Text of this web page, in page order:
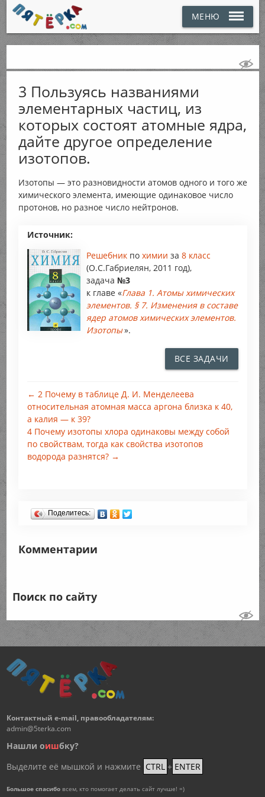
МЕНЮ
3 Пользуясь названиями
элементарных частиц, из
которых состоят атомные ядра,
дайте другое определение
изотопов.
Изотопы — это разновидности атомов одного и того же
химического элемента, имеющие одинаковое число
протонов, но разное число нейтронов.
Источник:
Решебник по химии за 8 класс
(О.С.Габриелян, 2011 год),
задача №3
к главе «Глава 1. Атомы химических
элементов. § 7. Изменения в составе
ядер атомов химических элементов.
Изотопы».
ВСЕ ЗАДАЧИ
← 2 Почему в таблице Д. И. Менделеева
относительная атомная масса аргона близка к 40,
а калия — к 39?
4 Почему изотопы хлора одинаковы между собой
по свойствам, тогда как свойства изотопов
водорода разнятся? →
Поделитесь:
Комментарии
Поиск по сайту
Контактный e-mail, правообладателям:
admin@5terka.com
Нашли оишбку?
Выделите её мышкой и нажмите CTRL + ENTER
Большое спасибовсем, кто помогает делать сайт лучше! =)